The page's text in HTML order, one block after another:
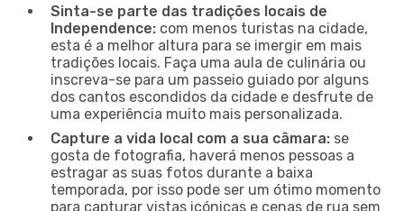
Sinta-se parte das tradições locais de
Independence: com menos turistas na cidade,
esta é a melhor altura para se imergir em mais
tradições locais. Faça uma aula de culinária ou
inscreva-se para um passeio guiado por alguns
dos cantos escondidos da cidade e desfrute de
uma experiência muito mais personalizada.
Capture a vida local com a sua câmara: se
gosta de fotografia, haverá menos pessoas a
estragar as suas fotos durante a baixa
temporada, por isso pode ser um ótimo momento
para capturar vistas icónicas e cenas de rua sem